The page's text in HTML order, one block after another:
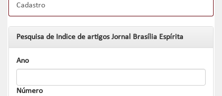
Cadastro
Pesquisa de Indice de artigos Jornal Brasília Espírita
Ano
Número